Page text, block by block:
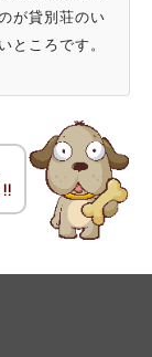
が貸別荘のい
いところです。